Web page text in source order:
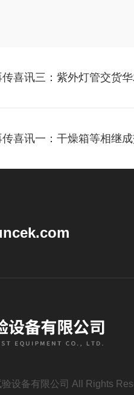
喜讯三：紫外灯管交货
喜讯一：干燥箱等相继
设备有限公司 All Rights